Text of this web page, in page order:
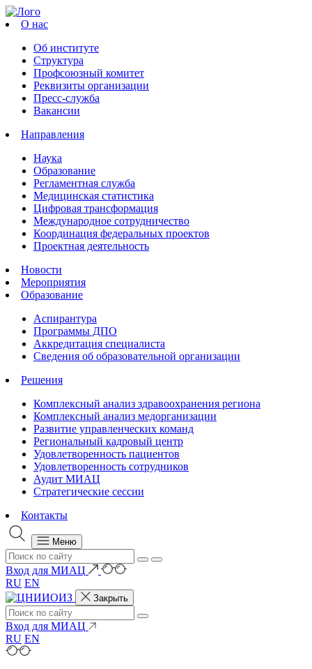
О нас
Об институте
Структура
Профсоюзный комитет
Реквизиты организации
Пресс-служба
Вакансии
Направления
Наука
Образование
Регламентная служба
Медицинская статистика
Цифровая трансформация
Международное сотрудничество
Координация федеральных проектов
Проектная деятельность
Новости
Мероприятия
Образование
Аспирантура
Программы ДПО
Аккредитация специалиста
Сведения об образовательной организации
Решения
Комплексный анализ здравоохранения региона
Комплексный анализ медорганизации
Развитие управленческих команд
Региональный кадровый центр
Удовлетворенность пациентов
Удовлетворенность сотрудников
Аудит МИАЦ
Стратегические сессии
Контакты
Меню
Вход для МИАЦ
RU EN
Закрыть
Вход для МИАЦ
RU EN